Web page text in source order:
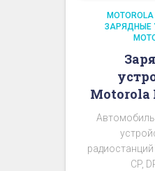
ЗАРЯДНЫЕ
Motorola
CP,